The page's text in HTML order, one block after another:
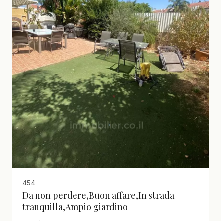
454
Da non perdere,Buon affare,In strada
tranquilla,Ampio giardino